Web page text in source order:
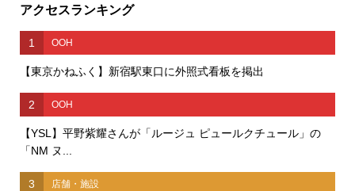
アクセスランキング
1 OOH
【東京かねふく】新宿駅東口に外照式看板を掲出
2 OOH
【YSL】平野紫耀さんが「ルージュ ピュールクチュール」の
「NM ヌ...
3 店舗・施設